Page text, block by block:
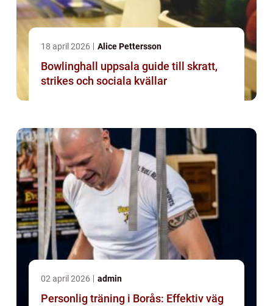
18 april 2026 Alice Pettersson
Bowlinghall uppsala guide till skratt,
strikes och sociala kvällar
02 april 2026 admin
Personlig träning i Borås: Effektiv väg